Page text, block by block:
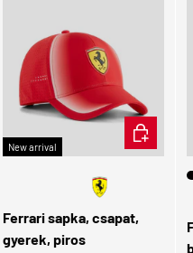
New arrival
🧑🏻
Ferrari sapka, csapat,
gyerek, piros
ADD TO